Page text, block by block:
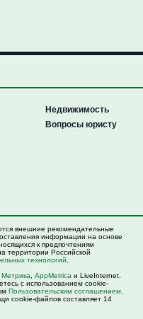
Недвижимость
Вопросы юристу
внешние рекомендательные
информации на основе
к предпочтениям
территории Российской
технологий
AppMetrica и LiveInternet.
с использованием cookie-
Пользовательским соглашением
cookie-файлов составляет 14